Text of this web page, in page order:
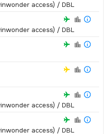
access) / DBL
access) / DBL
access) / DBL
access) / DBL